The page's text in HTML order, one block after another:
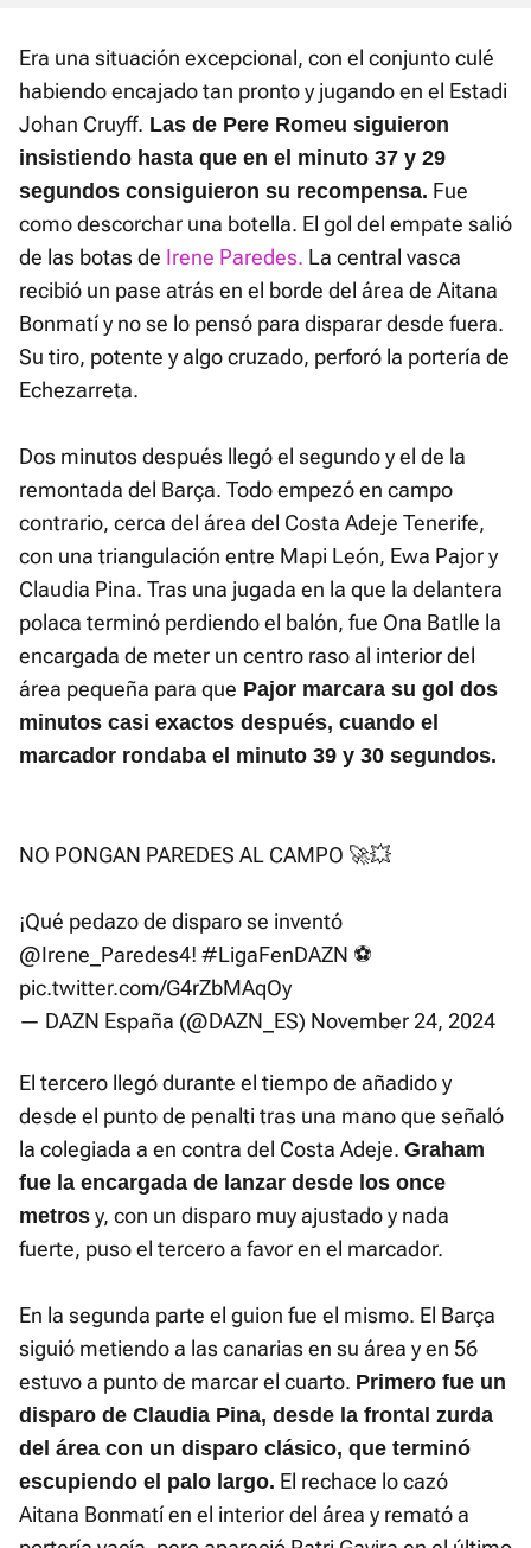
Era una situación excepcional, con el conjunto culé
habiendo encajado tan pronto y jugando en el Estadi
Johan Cruyff. Las de Pere Romeu siguieron
insistiendo hasta que en el minuto 37 y 29
segundos consiguieron su recompensa. Fue
como descorchar una botella. El gol del empate salió
de las botas de Irene Paredes. La central vasca
recibió un pase atrás en el borde del área de Aitana
Bonmatí y no se lo pensó para disparar desde fuera.
Su tiro, potente y algo cruzado, perforó la portería de
Echezarreta.
Dos minutos después llegó el segundo y el de la
remontada del Barça. Todo empezó en campo
contrario, cerca del área del Costa Adeje Tenerife,
con una triangulación entre Mapi León, Ewa Pajor y
Claudia Pina. Tras una jugada en la que la delantera
polaca terminó perdiendo el balón, fue Ona Batlle la
encargada de meter un centro raso al interior del
área pequeña para que Pajor marcara su gol dos
minutos casi exactos después, cuando el
marcador rondaba el minuto 39 y 30 segundos.
NO PONGAN PAREDES AL CAMPO 🚀💥
¡Qué pedazo de disparo se inventó
@Irene_Paredes4! #LigaFenDAZN ⚽
pic.twitter.com/G4rZbMAqOy
— DAZN España (@DAZN_ES) November 24, 2024
El tercero llegó durante el tiempo de añadido y
desde el punto de penalti tras una mano que señaló
la colegiada a en contra del Costa Adeje. Graham
fue la encargada de lanzar desde los once
metros y, con un disparo muy ajustado y nada
fuerte, puso el tercero a favor en el marcador.
En la segunda parte el guion fue el mismo. El Barça
siguió metiendo a las canarias en su área y en 56
estuvo a punto de marcar el cuarto. Primero fue un
disparo de Claudia Pina, desde la frontal zurda
del área con un disparo clásico, que terminó
escupiendo el palo largo. El rechace lo cazó
Aitana Bonmatí en el interior del área y remató a